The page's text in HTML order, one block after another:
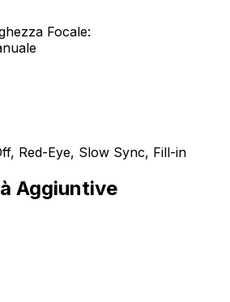
Focale:
Red-Eye, Slow Sync, Fill-in
Aggiuntive